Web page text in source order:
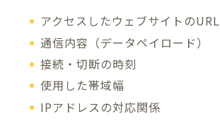
アクセスしたウェブサイトのURL
通信内容（データペイロード）
接続・切断の時刻
使用した帯域幅
IPアドレスの対応関係